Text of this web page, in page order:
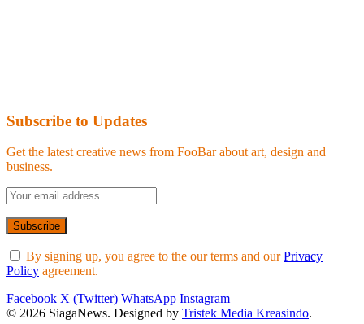
Subscribe to Updates
Get the latest creative news from FooBar about art, design and
business.
By signing up, you agree to the our terms and ourPrivacy
Policy agreement.
Facebook X (Twitter) WhatsApp Instagram
© 2026 SiagaNews. Designed by Tristek Media Kreasindo.